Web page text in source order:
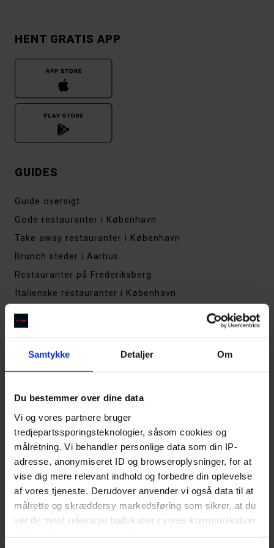
Samtykke Detaljer Om
Du bestemmer over dine data
Vi og vores partnere bruger
tredjepartssporingsteknologier, såsom cookies og
målretning. Vi behandler personlige data som din IP-
adresse, anonymiseret ID og browseroplysninger, for at
vise dig mere relevant indhold og forbedre din oplevelse
af vores tjeneste. Derudover anvender vi også data til at
målrette og skræddersy markedsføring som sikrer, at du
ser de mest relevante budskaber i vores kommunikation
HENT GRATIS APP
GUIDES
Guide oversigt
Gode restauranter i København
Take away restauranter i København
Brunch steder i Aarhus
Restauranter på Frederiksberg
Italienske restauranter i København
Restauranter på Vesterbro
Steakhouses i København
Thai restauranter i København
Restauranter på Amager
Restauranter på Nørrebro
Sushirestauranter i København
Cocktailbarer i København
Indiske restauranter i København
Tapas & spanske spisesteder i København
Restauranter i Indre By